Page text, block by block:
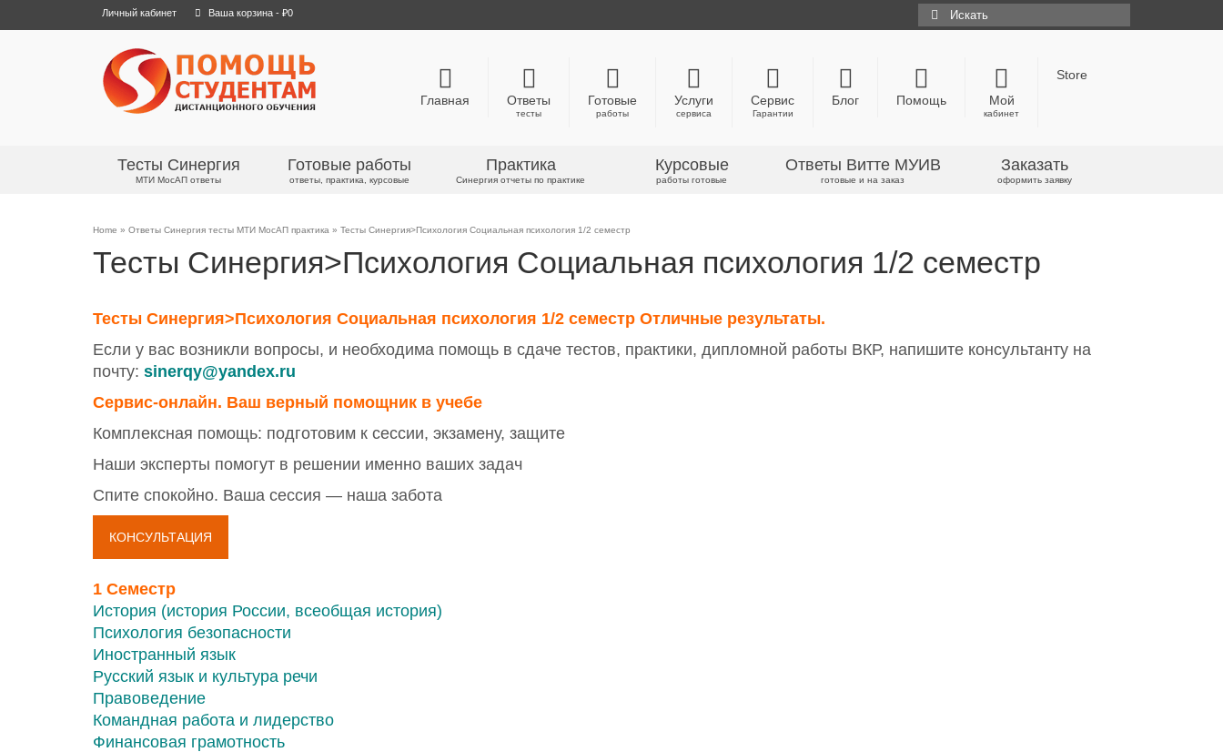
Личный кабинет Ваша корзина - ₽0 Искать:
Главная Ответы
тесты
Готовые
работы
Услуги
сервиса
Сервис
Гарантии
Блог Помощь Мой
кабинет
Store
Тесты Синергия
МТИ МосАП ответы
Готовые работы
ответы, практика, курсовые
Практика
Синергия отчеты по практике
Курсовые
работы готовые
Ответы Витте МУИВ
готовые и на заказ
Заказать
оформить заявку
Home » Ответы Синергия тесты МТИ МосАП практика » Тесты Синергия>Психология Социальная психология 1/2 семестр
Тесты Синергия>Психология Социальная психология 1/2 семестр
Тесты Синергия>Психология Социальная психология 1/2 семестр Отличные результаты.
Если у вас возникли вопросы, и необходима помощь в сдаче тестов, практики, дипломной работы ВКР, напишите консультанту на
почту: sinerqy@yandex.ru
Сервис-онлайн. Ваш верный помощник в учебе
Комплексная помощь: подготовим к сессии, экзамену, защите
Наши эксперты помогут в решении именно ваших задач
Спите спокойно. Ваша сессия — наша забота
КОНСУЛЬТАЦИЯ
1 Семестр
История (история России, всеобщая история)
Психология безопасности
Иностранный язык
Русский язык и культура речи
Правоведение
Командная работа и лидерство
Финансовая грамотность